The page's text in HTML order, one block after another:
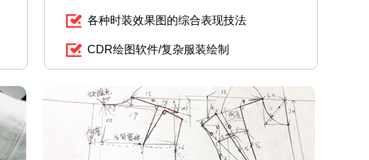
各种时装效果图的综合表现技法
CDR绘图软件/复杂服装绘制